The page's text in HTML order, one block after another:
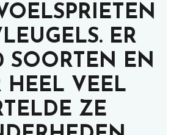
ER
SOORTEN EN
HEEL VEEL
ZE